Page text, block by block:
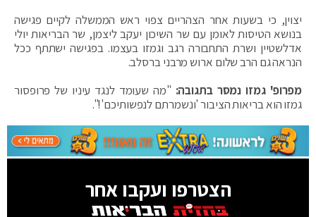
יצוין, כי בשעות אחר הצהריים צפוי ראש הממשלה לקיים פגישה
בנושא הטיסות לאומן עם שר השיכון יעקב ליצמן, שר הבריאות יולי
אדלשטיין ושרת התחבורה רגב וגמזו בעצמו. בפגישה ישתתף ככל
הנראה גם הרב שלום ארוש מרבני ברסלב.
מפרופ' גמזו נמסר בתגובה: "מה שעומד לנגד עיניו של פרופסור
גמזו הוא בריאות הציבור 'ונשמרתם לנפשותיכם'!".
הצטרפו ועקבו אחר